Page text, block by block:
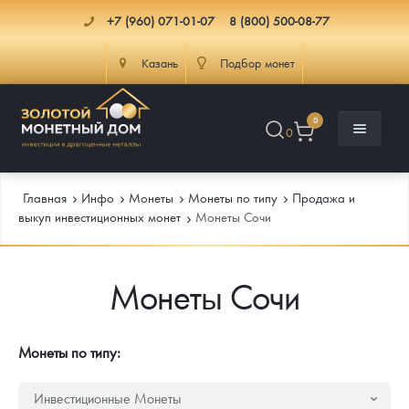
+7 (960) 071-01-07 8 (800) 500-08-77
Казань Подбор монет
0
0
Инвестиционные монеты
Как сделать заказ
Доставка
Главная Инфо Монеты Монеты по типу
Продажа и
выкуп инвестиционных монет
Монеты Сочи
Монеты Сочи
Монеты по типу:
Инвестиционные Монеты